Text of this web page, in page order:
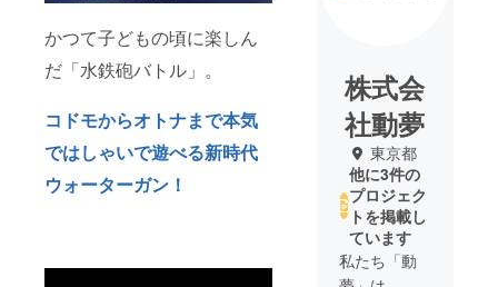
かつて子どもの頃に楽しん
だ「水鉄砲バトル」。
コドモからオトナまで本気
ではしゃいで遊べる新時代
ウォーターガン！
株式会
社動夢
東京都
他に3件の
プロジェク
トを掲載し
ています
私たち「動